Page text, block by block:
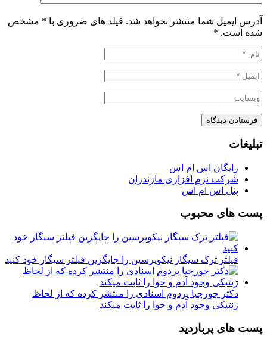
آدرس ایمیل شما منتشر نخواهد شد. فیلد های ضروری با * مشخص
شده است. *
تبلیغات
رایگان اس ام اس
شرکت نرم افزاری مازندران
پنل اس ام اس
پست های محبوب
فیلتر ترک سیگار نیکوپرسین را جایگزین فیلتر سیگار خود کنید
دکتر جورجیا پردوم اسنادی را منتشر کرده که از لحاظ
ژنتیکی وجود آدم و حوا را ثابت میکند
پست های پربازدید